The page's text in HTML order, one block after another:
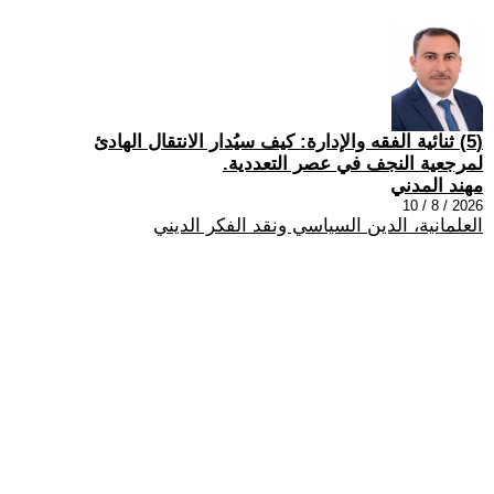
(5) ثنائية الفقه والإدارة: كيف سيُدار الانتقال الهادئ
لمرجعية النجف في عصر التعددية.
مهند المدني
2026 / 8 / 10
العلمانية، الدين السياسي ونقد الفكر الديني